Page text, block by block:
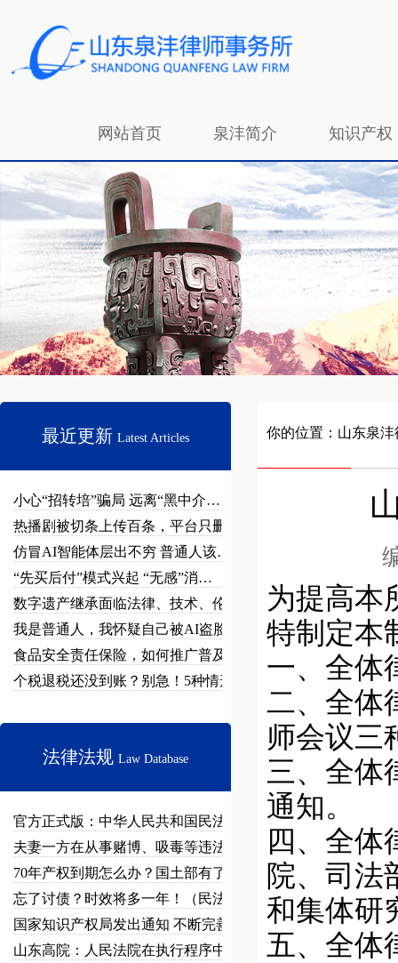
网站首页 泉沣简介 知识产权
招贤纳士
最近更新 Latest Articles
小心“招转培”骗局 远离“黑中介…
热播剧被切条上传百条，平台只删不…
仿冒AI智能体层出不穷 普通人该…
“先买后付”模式兴起 “无感”消…
数字遗产继承面临法律、技术、伦理…
我是普通人，我怀疑自己被AI盗脸…
食品安全责任保险，如何推广普及？
个税退税还没到账？别急！5种情形…
法律法规 Law Database
官方正式版：中华人民共和国民法总…
夫妻一方在从事赌博、吸毒等违法犯…
70年产权到期怎么办？国土部有了…
忘了讨债？时效将多一年！（民法草…
国家知识产权局发出通知 不断完善…
山东高院：人民法院在执行程序中可…
你的位置： 山东泉
为提高本
特制定本
一、全体
二、全体
师会议三
三、全体
通知。
四、全体
院、司法
和集体研
五、全体